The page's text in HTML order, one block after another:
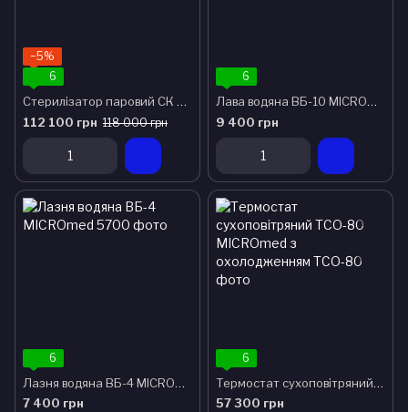
−5%
6
Стерилізатор паровий СК ГК-20 з вакуумною кришкою об'єм камери 25 літрів
112 100 грн 118 000 грн
6
Лава водяна ВБ-10 MICROmed
9 400 грн
6
Лазня водяна ВБ-4 MICROmed
7 400 грн
6
Термостат сухоповітряний ТСО-80 MICROmed з охолодженням
57 300 грн